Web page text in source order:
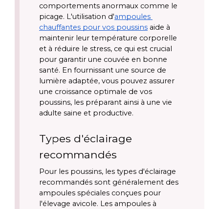
comportements anormaux comme le
picage. L'utilisation d'ampoules
chauffantes pour vos poussins aide à
maintenir leur température corporelle
et à réduire le stress, ce qui est crucial
pour garantir une couvée en bonne
santé. En fournissant une source de
lumière adaptée, vous pouvez assurer
une croissance optimale de vos
poussins, les préparant ainsi à une vie
adulte saine et productive.
Types d'éclairage
recommandés
Pour les poussins, les types d'éclairage
recommandés sont généralement des
ampoules spéciales conçues pour
l'élevage avicole. Les ampoules à